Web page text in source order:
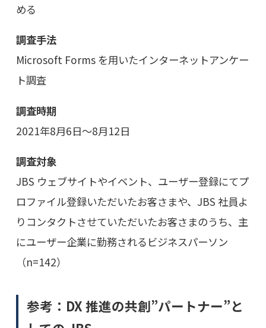
める
調査手法
Microsoft Forms を用いたインターネットアンケー
ト調査
調査時期
2021年8月6日～8月12日
調査対象
JBS ウェブサイトやイベント、ユーザー登録にてプ
ロファイル登録いただいたお客さまや、JBS 社員よ
りコンタクトさせていただいたお客さまのうち、主
にユーザー企業に勤務されるビジネスパーソン
（n=142）
参考：DX 推進の共創”パートナー”と